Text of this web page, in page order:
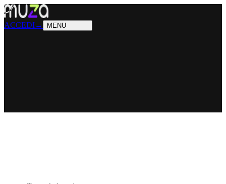
ACCEDI→ MENU
PRODOTTI Cosa sappiamo fare
SOLUZIONIChi possiamo aiutare